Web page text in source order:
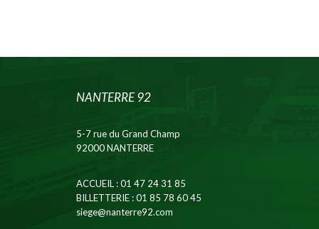
NANTERRE 92
5-7 rue du Grand Champ
92000 NANTERRE
ACCUEIL: 01 47 24 31 85
BILLETTERIE: 01 85 78 60 45
siege@nanterre92.com